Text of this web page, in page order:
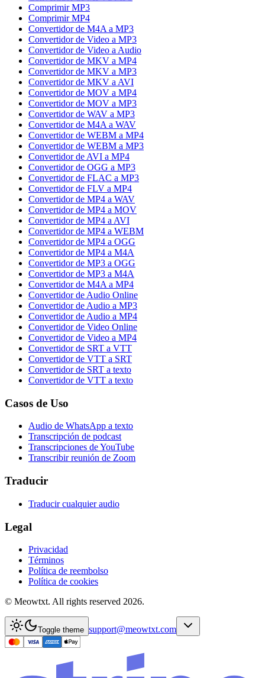
Comprimir MP3
Comprimir MP4
Convertidor de M4A a MP3
Convertidor de Video a MP3
Convertidor de Video a Audio
Convertidor de MKV a MP4
Convertidor de MKV a MP3
Convertidor de MKV a AVI
Convertidor de MOV a MP4
Convertidor de MOV a MP3
Convertidor de WAV a MP3
Convertidor de M4A a WAV
Convertidor de WEBM a MP4
Convertidor de WEBM a MP3
Convertidor de AVI a MP4
Convertidor de OGG a MP3
Convertidor de FLAC a MP3
Convertidor de FLV a MP4
Convertidor de MP4 a WAV
Convertidor de MP4 a MOV
Convertidor de MP4 a AVI
Convertidor de MP4 a WEBM
Convertidor de MP4 a OGG
Convertidor de MP4 a M4A
Convertidor de MP3 a OGG
Convertidor de MP3 a M4A
Convertidor de M4A a MP4
Convertidor de Audio Online
Convertidor de Audio a MP3
Convertidor de Audio a MP4
Convertidor de Video Online
Convertidor de Video a MP4
Convertidor de SRT a VTT
Convertidor de VTT a SRT
Convertidor de SRT a texto
Convertidor de VTT a texto
Casos de Uso
Audio de WhatsApp a texto
Transcripción de podcast
Transcripciones de YouTube
Transcribir reunión de Zoom
Traducir
Traducir cualquier audio
Legal
Privacidad
Términos
Política de reembolso
Política de cookies
© Meowtxt. All rights reserved 2026.
Toggle theme support@meowtxt.com